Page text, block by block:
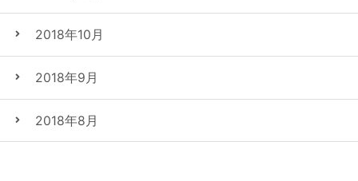
2018年10月
2018年9月
2018年8月